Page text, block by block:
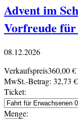
Advent im
Vorfreude für
08.12.2026
Verkaufspreis360,00 €
MwSt.-Betrag: 32,73 €
Ticket:
Menge: